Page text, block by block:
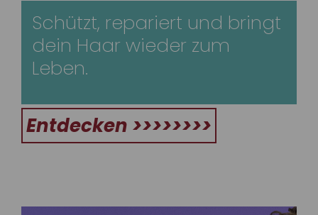
Schützt, repariert und bringt
dein Haar wieder zum
Leben.
Entdecken >>>>>>>>